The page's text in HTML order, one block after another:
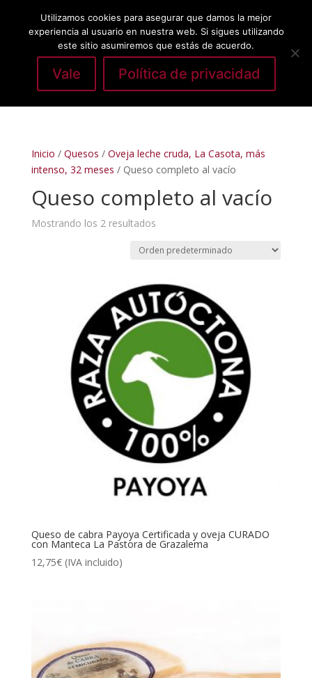
Seleccionar página
Inicio / Quesos / Oveja leche cruda, La Casota, más
intenso, 32 meses / Queso completo al vacío
Queso completo al vacío
Mostrando los 2 resultados
Queso de cabra Payoya Certificada y oveja CURADO
con Manteca La Pastora de Grazalema
12,75€ (IVA incluido)
Utilizamos cookies para asegurar que damos la mejor
experiencia al usuario en nuestra web. Si sigues utilizando
este sitio asumiremos que estás de acuerdo.
Vale Política de privacidad